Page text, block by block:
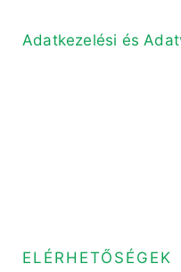
Adatkezelési és
ELÉRHETŐSÉGEK